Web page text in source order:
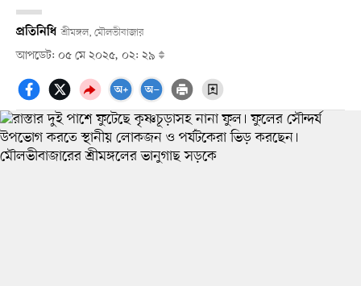
প্রতিনিধি শ্রীমঙ্গল, মৌলভীবাজার
আপডেট: ০৫ মে ২০২৫, ০২: ২৯